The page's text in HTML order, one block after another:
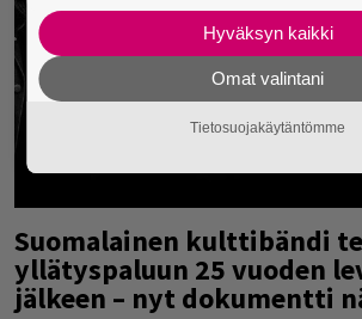
Suomalainen kulttibändi
yllätyspaluun 25 vuoden
jälkeen – nyt dokumentti
Hyväksyn kaikki
Omat valintani
Tietosuojakäytäntömme